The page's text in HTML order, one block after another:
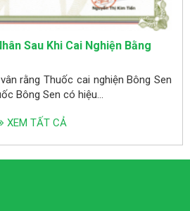
Sau Khi Cai Nghiện Bằng
rằng Thuốc cai nghiện Bông Sen
Bông Sen có hiệu...
XEM TẤT CẢ